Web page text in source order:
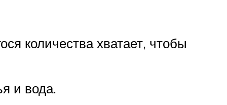
количества хватает, чтобы
и вода.